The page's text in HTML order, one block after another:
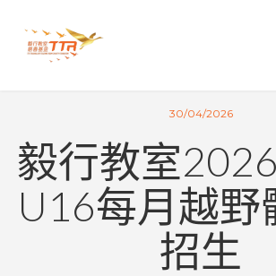
30/04/2026
毅行教室
U16每月越野
招生